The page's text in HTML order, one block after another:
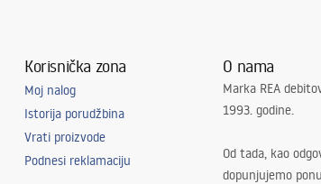
Korisnička zona
Moj nalog
Istorija porudžbina
Vrati proizvode
Podnesi reklamaciju
O nama
Marka REA
1993. godine.
Od tada, kao
dopunjujemo